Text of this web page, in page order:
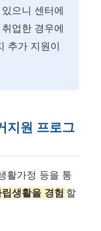
으니 센터에
업한 경우에
추가 지원이
지원 프로그
활가정 등을 통
생활을 경험 할